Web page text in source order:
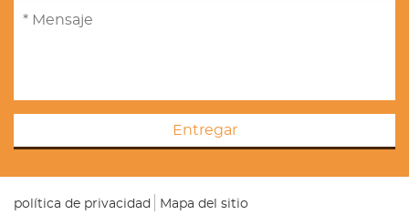
Entregar
política de privacidad Mapa del sitio